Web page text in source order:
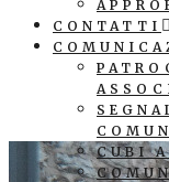
CONTATTI
CUBI